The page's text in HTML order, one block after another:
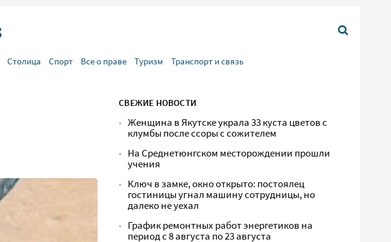
Столица Спорт Все о праве Туризм Транспорт и связь
СВЕЖИЕ НОВОСТИ
Женщина в Якутске украла 33 куста цветов с
клумбы после ссоры с сожителем
На Среднетюнгском месторождении прошли
учения
Ключ в замке, окно открыто: постоялец
гостиницы угнал машину сотрудницы, но
далеко не уехал
График ремонтных работ энергетиков на
период с 8 августа по 23 августа